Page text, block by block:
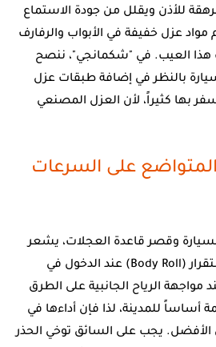
للأذن ويقلل من جودة الاستماع
عزل خفيفة في الأبواب والرفارف
العيب. في "شكمانجي"، ننصح
بالنظر في إضافة طبقات عزل
بها كثيراً، لأن العزل المصنعي
المتواضع على السرعات
وقصر قاعدة العجلات، يشعر
السائق ببعض عدم الاستقرار (Body Roll) عند الدخول في
الرياح الجانبية على الطرق
للمدينة، لذا فإن أداءها في
الأفضل. يجب على السائق توخي الحذر